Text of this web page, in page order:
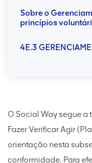
Sobre o
princípios
4E.3
O Social Way segue
Fazer Verificar Agir
orientação nesta
conformidade. Para